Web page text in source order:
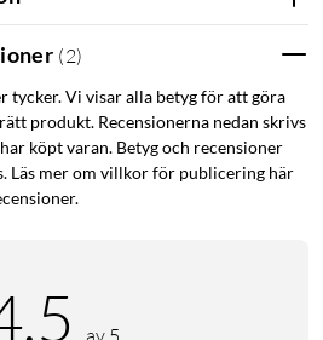
LIGHTSYNC
och statuslampa fungerar
anpassade belysningseffekter.
(2)
tycker. Vi visar alla betyg för att göra
produkt. Recensionerna nedan skrivs
köpt varan. Betyg och recensioner
Läs mer om villkor för publicering här